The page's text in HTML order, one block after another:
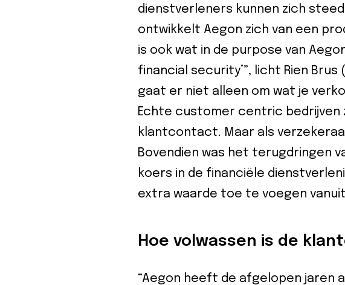
dienstverleners kunnen zich
ontwikkelt Aegon zich van een
is ook wat in de purpose van
financial security’”, licht Rien
gaat er niet alleen om wat je
Echte customer centric bedrijven
klantcontact. Maar als
Bovendien was het terugdringen
koers in de financiële
extra waarde toe te voegen
Hoe volwassen is de
“Aegon heeft de afgelopen jaren